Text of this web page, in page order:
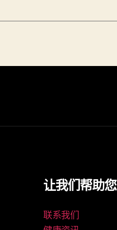
让我们帮助您
联系我们